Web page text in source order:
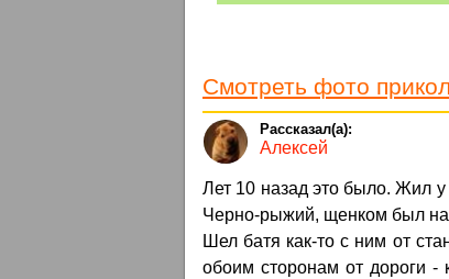
Смотреть фото
Алексей
Лет 10 назад это было. Жил
Черно-рыжий, щенком был на
Шел батя как-то с ним от
обоим сторонам от дороги -